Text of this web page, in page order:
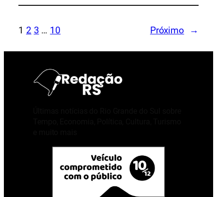
1 2 3 … 10 Próximo →